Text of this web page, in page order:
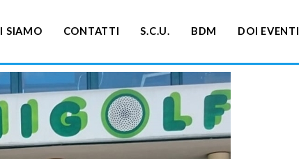
SIAMO CONTATTI S.C.U. BDM DOI EVENTI